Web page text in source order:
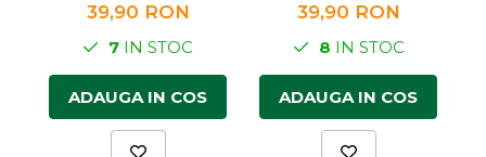
39,90 RON
7 IN STOC
ADAUGA IN COS
39,90 RON
8 IN STOC
ADAUGA IN COS